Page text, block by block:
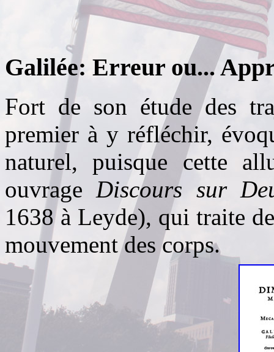
Galilée: Erreur ou...
Fort de son étude des
premier à y réfléchir,
naturel, puisque cette
ouvrage Discours sur
1638 à Leyde), qui traite
mouvement des corps.